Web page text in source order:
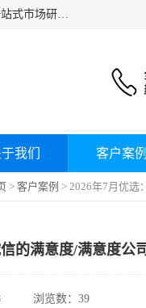
湖南群狼市场调研服务有限公司是一家集问卷设计、市场调查执行、数据统计分析、报告撰写、研究咨询为一体的一站式市场研究服务机构，主要服务：市场调研、三方评估、满意度研究、快消研究、地产物业调查、品牌研究、神秘顾客调查、行业研究、产品研究、公共事务专项调查等。
我们 客户案例
> 客户案例 > 2026年7月优选
的满意度/满意度公
浏览数：39